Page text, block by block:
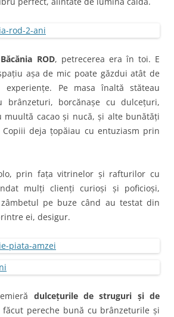
Băcănia ROD, petrecerea era în toi. E
așa de mic poate găzdui atât de
experiențe. Pe masa înaltă stăteau
brânzeturi, borcănașe cu dulcețuri,
muultă cacao și nucă, și alte bunătăți
deja țopăiau cu entuziasm prin
prin fața vitrinelor și rafturilor cu
mulți clienți curioși și poficioși,
pe buze când au testat din
ei, desigur.
dulcețurile de struguri și de
făcut pereche bună cu brânzeturile și